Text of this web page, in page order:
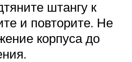
штангу к
и повторите. Не
корпуса до